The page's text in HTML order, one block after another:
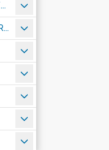
RADZIONKOWSKI BUDŻET OBYWATELSKI
KONSULTACJE SPOŁECZNE NA TERENIE MIASTA RADZIONKÓW